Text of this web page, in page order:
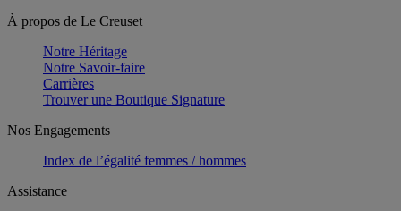
À propos de Le Creuset
Notre Héritage
Notre Savoir-faire
Carrières
Trouver une Boutique Signature
Nos Engagements
Index de l’égalité femmes / hommes
Assistance